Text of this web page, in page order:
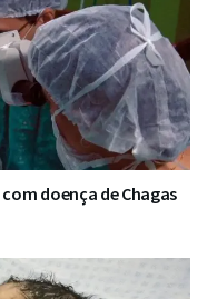
doença de Chagas